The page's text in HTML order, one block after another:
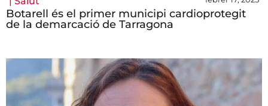
Botarell és el primer municipi cardioprotegit
de la demarcació de Tarragona